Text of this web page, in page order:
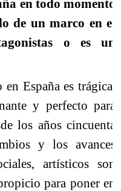
en todo momento
de un marco en el
o es un
España es trágica,
y perfecto para
los años cincuenta
y los avances
artísticos son
para poner en